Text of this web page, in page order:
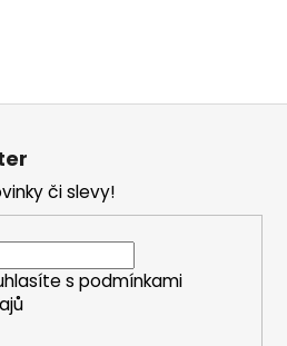
či slevy!
s podmínkami